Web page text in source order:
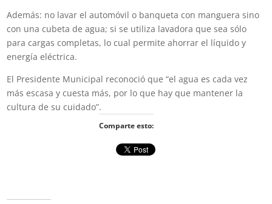
Además: no lavar el automóvil o banqueta con manguera sino
con una cubeta de agua; si se utiliza lavadora que sea sólo
para cargas completas, lo cual permite ahorrar el líquido y
energía eléctrica.
El Presidente Municipal reconoció que “el agua es cada vez
más escasa y cuesta más, por lo que hay que mantener la
cultura de su cuidado”.
Comparte esto: